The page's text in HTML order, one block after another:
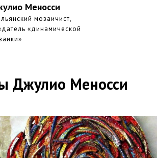
Меносси
мозаичист,
«динамической
Джулио Меносси